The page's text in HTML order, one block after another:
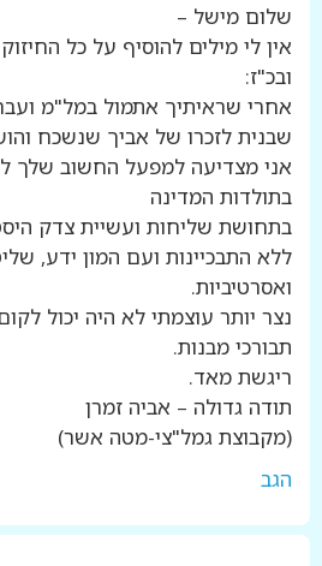
שלום מישל –
אין לי מילים להוסיף על כל
ובכ"ז:
אחרי שראיתיך אתמול במל"מ
שבנית לזכרו של אביך שנשכח
אני מצדיעה למפעל החשוב שלך
בתולדות המדינה
בתחושת שליחות ועשיית צדק
ללא התבכיינות ועם המון ידע,
ואסרטיביות.
נצר יותר עוצמתי לא היה יכול
תבורכי מבנות.
ריגשת מאד.
תודה גדולה – אביה זמרן
(מקבוצת גמל"צי-מטה אשר)
הגב